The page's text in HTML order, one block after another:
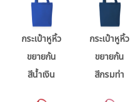
กระเป๋าหูหิ้ว
ขยายก้น
สีน้ำเงิน
กระเป๋าหูหิ้ว
ขยายก้น
สีกรมท่า